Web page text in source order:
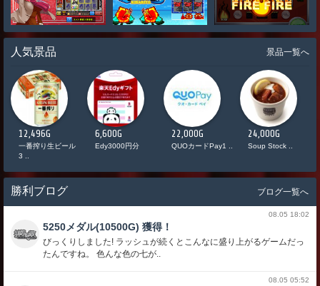
人気景品 景品一覧へ
12,496G
一番搾り生ビール
3 ..
6,600G
Edy3000円分
22,000G
QUOカードPay1 ..
24,000G
Soup Stock ..
勝利ブログ ブログ一覧へ
08.05 18:02
5250メダル(10500G) 獲得！
びっくりしました! ラッシュが続くとこんなに盛り上がるゲームだっ
たんですね。 色んな色の七が..
08.05 05:52